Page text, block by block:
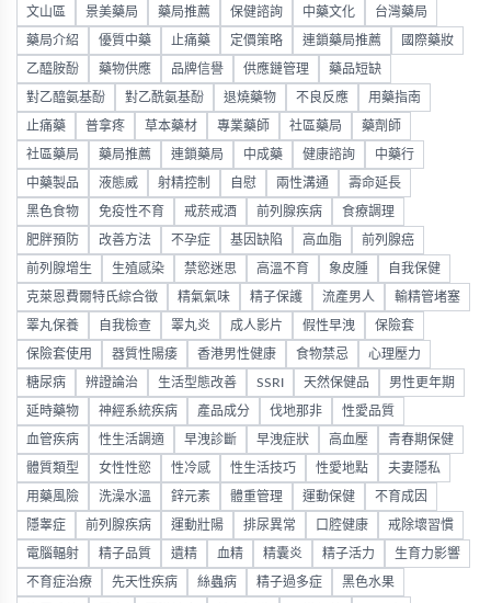
文山區 景美藥局 藥局推薦 保健諮詢 中藥文化 台灣藥局
藥局介紹 優質中藥 止痛藥 定價策略 連鎖藥局推薦 國際藥妝
乙醯胺酚 藥物供應 品牌信譽 供應鏈管理 藥品短缺
對乙醯氨基酚 對乙酰氨基酚 退燒藥物 不良反應 用藥指南
止痛藥 普拿疼 草本藥材 專業藥師 社區藥局 藥劑師
社區藥局 藥局推薦 連鎖藥局 中成藥 健康諮詢 中藥行
中藥製品 液態威 射精控制 自慰 兩性溝通 壽命延長
黑色食物 免疫性不育 戒菸戒酒 前列腺疾病 食療調理
肥胖預防 改善方法 不孕症 基因缺陷 高血脂 前列腺癌
前列腺增生 生殖感染 禁慾迷思 高溫不育 象皮腫 自我保健
克萊恩費爾特氏綜合徵 精氣氣味 精子保護 流產男人 輸精管堵塞
睪丸保養 自我檢查 睪丸炎 成人影片 假性早洩 保險套
保險套使用 器質性陽痿 香港男性健康 食物禁忌 心理壓力
糖尿病 辨證論治 生活型態改善 SSRI 天然保健品 男性更年期
延時藥物 神經系統疾病 產品成分 伐地那非 性愛品質
血管疾病 性生活調適 早洩診斷 早洩症狀 高血壓 青春期保健
體質類型 女性性慾 性冷感 性生活技巧 性愛地點 夫妻隱私
用藥風險 洗澡水溫 鋅元素 體重管理 運動保健 不育成因
隱睾症 前列腺疾病 運動壯陽 排尿異常 口腔健康 戒除壞習慣
電腦輻射 精子品質 遺精 血精 精囊炎 精子活力 生育力影響
不育症治療 先天性疾病 絲蟲病 精子過多症 黑色水果